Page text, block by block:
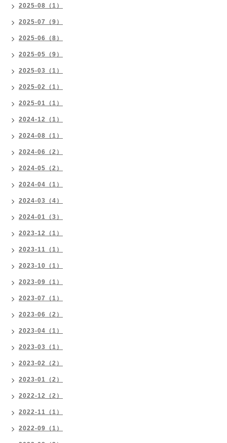
2025-08（1）
2025-07（9）
2025-06（8）
2025-05（9）
2025-03（1）
2025-02（1）
2025-01（1）
2024-12（1）
2024-08（1）
2024-06（2）
2024-05（2）
2024-04（1）
2024-03（4）
2024-01（3）
2023-12（1）
2023-11（1）
2023-10（1）
2023-09（1）
2023-07（1）
2023-06（2）
2023-04（1）
2023-03（1）
2023-02（2）
2023-01（2）
2022-12（2）
2022-11（1）
2022-09（1）